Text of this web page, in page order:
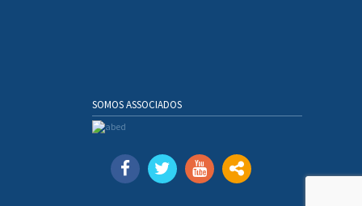
SOMOS ASSOCIADOS